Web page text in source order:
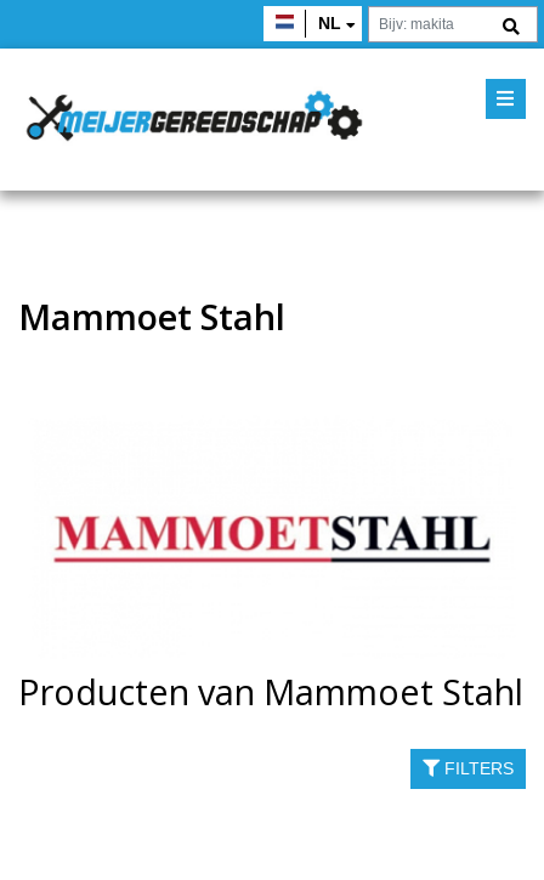
NL
Mammoet Stahl
Producten van Mammoet Stahl
FILTERS